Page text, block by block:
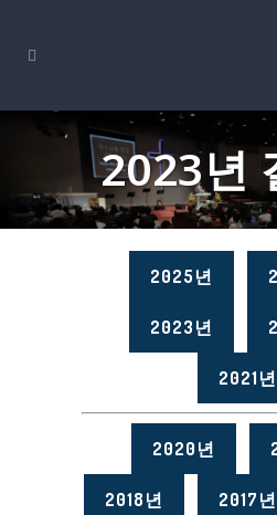
2023년
2025년
2023년
2021년
2020년
2018년 2017년